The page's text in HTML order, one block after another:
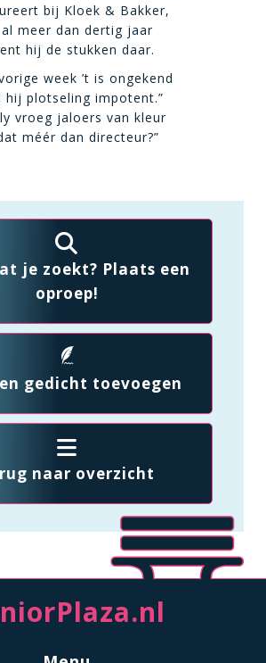
bij Kloek & Bakker,
meer dan dertig jaar
hij de stukken daar.
week ’t is ongekend
hij plotseling impotent.”
vroeg jaloers van kleur
méér dan directeur?”
je zoekt? Plaats een
oproep!
gedicht toevoegen
naar overzicht